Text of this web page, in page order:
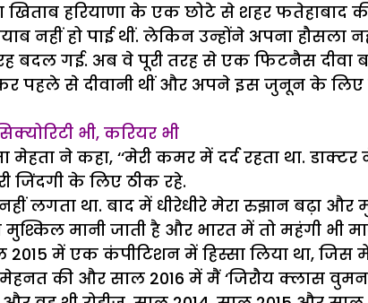
खिताब हरियाणा के एक छोटे से शहर फतेहाबाद
नहीं हो पाई थीं. लेकिन उन्होंने अपना
बदल गई. अब वे पूरी तरह से एक फिटनैस दीवा
पहले से दीवानी थीं और अपने इस जुनून के
भी, करियर भी
ने कहा, ‘‘मेरी कमर में दर्द रहता था.
जिंदगी के लिए ठीक रहे.
लगता था. बाद में धीरेधीरे मेरा रुझान बढ़ा
मानी जाती है और भारत में तो महंगी भी
में एक कंपीटिशन में हिस्सा लिया था, जिस
की और साल 2016 में मैं ‘जिरौय क्लास